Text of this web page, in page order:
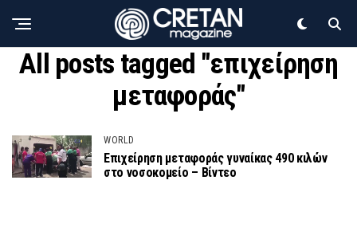
All posts tagged "επιχείρηση
μεταφοράς"
WORLD
Επιχείρηση μεταφοράς γυναίκας 490 κιλών
στο νοσοκομείο – Βίντεο